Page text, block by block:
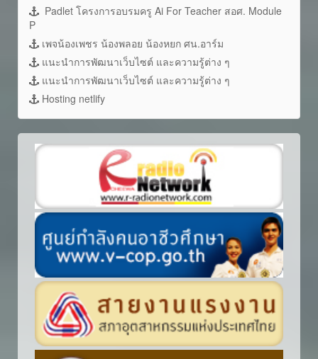
Padlet โครงการอบรมครู Ai For Teacher สอศ. Module
P
เพจน้องเพชร น้องพลอย น้องหยก ศน.อาร์ม
แนะนำการพัฒนาเว็บไซต์ และความรู้ต่าง ๆ
แนะนำการพัฒนาเว็บไซต์ และความรู้ต่าง ๆ
Hosting netlify